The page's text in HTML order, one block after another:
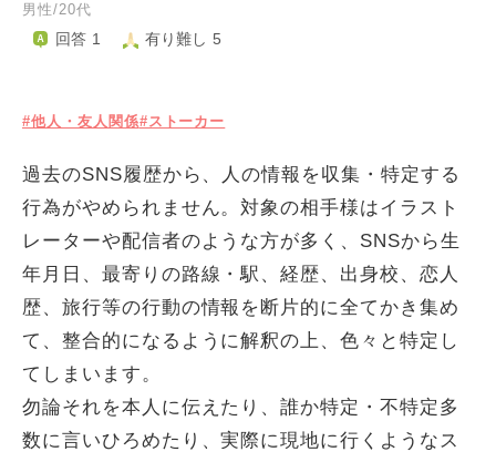
男性/20代
回答 1 有り難し 5
#他人・友人関係#ストーカー
過去のSNS履歴から、人の情報を収集・特定する
行為がやめられません。対象の相手様はイラスト
レーターや配信者のような方が多く、SNSから生
年月日、最寄りの路線・駅、経歴、出身校、恋人
歴、旅行等の行動の情報を断片的に全てかき集め
て、整合的になるように解釈の上、色々と特定し
てしまいます。
勿論それを本人に伝えたり、誰か特定・不特定多
数に言いひろめたり、実際に現地に行くようなス